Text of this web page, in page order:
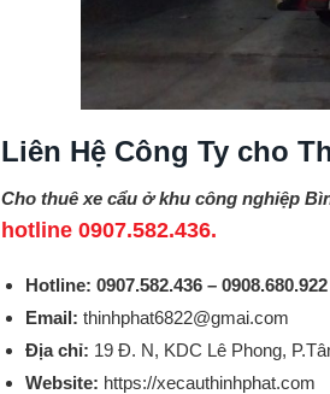
Liên Hệ Công Ty cho
Cho thuê xe cẩu ở khu công nghiệp
hotline 0907.582.436.
Hotline: 0907.582.436 – 0908.680.922
Email: thinhphat6822@gmai.com
Địa chỉ: 19 Đ. N, KDC Lê Phong,
Website: https://xecauthinhphat.com